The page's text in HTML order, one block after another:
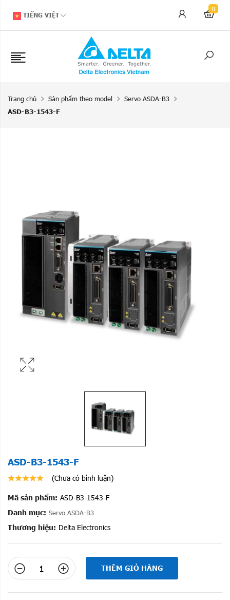
TIẾNG VIỆT
0
Trang chủ Sản phẩm theo model
Servo ASDA-B3
ASD-B3-1543-F
ASD-B3-1543-F
(Chưa có bình luận)
Mã sản phẩm: ASD-B3-1543-F
Danh mục: Servo ASDA-B3
Thương hiệu: Delta Electronics
THÊM GIỎ HÀNG